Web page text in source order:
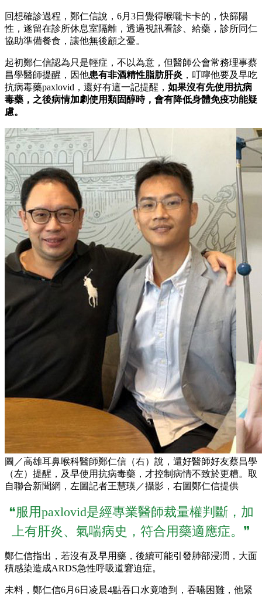
回想確診過程，鄭仁信說，6月3日覺得喉嚨卡卡的，快篩陽
性，遂留在診所休息室隔離，透過視訊看診、給藥，診所同仁
協助準備餐食，讓他無後顧之憂。
起初鄭仁信認為只是輕症，不以為意，但醫師公會常務理事蔡
昌學醫師提醒，因他患有非酒精性脂肪肝炎 ，叮嚀他要及早吃
抗病毒藥paxlovid，還好有這一記提醒， 如果沒有先使用抗病
毒藥，之後病情加劇使用類固醇時，會有降低身體免疫功能疑
慮。
圖／高雄耳鼻喉科醫師鄭仁信（右）說，還好醫師好友蔡昌學
（左）提醒，及早使用抗病毒藥，才控制病情不致於更糟。取
自聯合新聞網，左圖記者王慧瑛／攝影，右圖鄭仁信提供
❝服用paxlovid是經專業醫師裁量權判斷，加
上有肝炎、氣喘病史，符合用藥適應症。❞
鄭仁信指出，若沒有及早用藥，後續可能引發肺部浸潤，大面
積感染造成ARDS急性呼吸道窘迫症。
未料，鄭仁信6月6日凌晨4點吞口水竟嗆到，吞嚥困難，他緊